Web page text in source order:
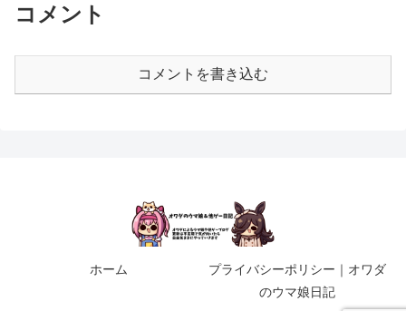
コメント
コメントを書き込む
ホーム
プライバシーポリシー｜オワダ
のウマ娘日記